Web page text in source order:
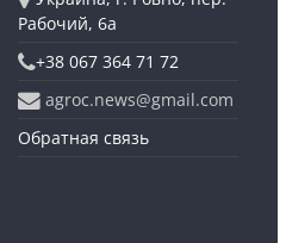
Рабочий, 6а
+38 067 364 71 72
agroc.news@gmail.com
Обратная связь